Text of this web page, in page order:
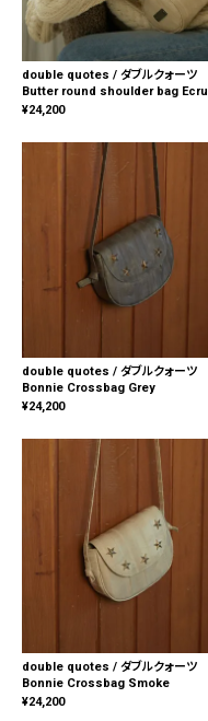
double quotes / ダブルクォーツ
Butter round shoulder bag Ecru
¥24,200
double quotes / ダブルクォーツ
Bonnie Crossbag Grey
¥24,200
double quotes / ダブルクォーツ
Bonnie Crossbag Smoke
¥24,200